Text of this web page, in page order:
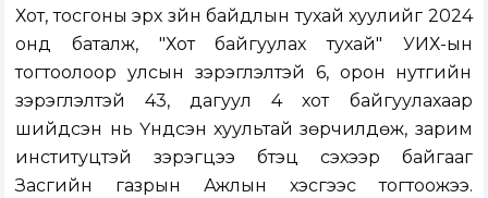
Хот, тосгоны эрх зүйн байдлын тухай хуулийг 2024
онд баталж, "Хот байгуулах тухай" УИХ-ын
тогтоолоор улсын зэрэглэлтэй 6, орон нутгийн
зэрэглэлтэй 43, дагуул 4 хот байгуулахаар
шийдсэн нь Үндсэн хуультай зөрчилдөж, зарим
институцтэй зэрэгцээ бүтэц үүсэхээр байгааг
Засгийн газрын Ажлын хэсгээс тогтоожээ.